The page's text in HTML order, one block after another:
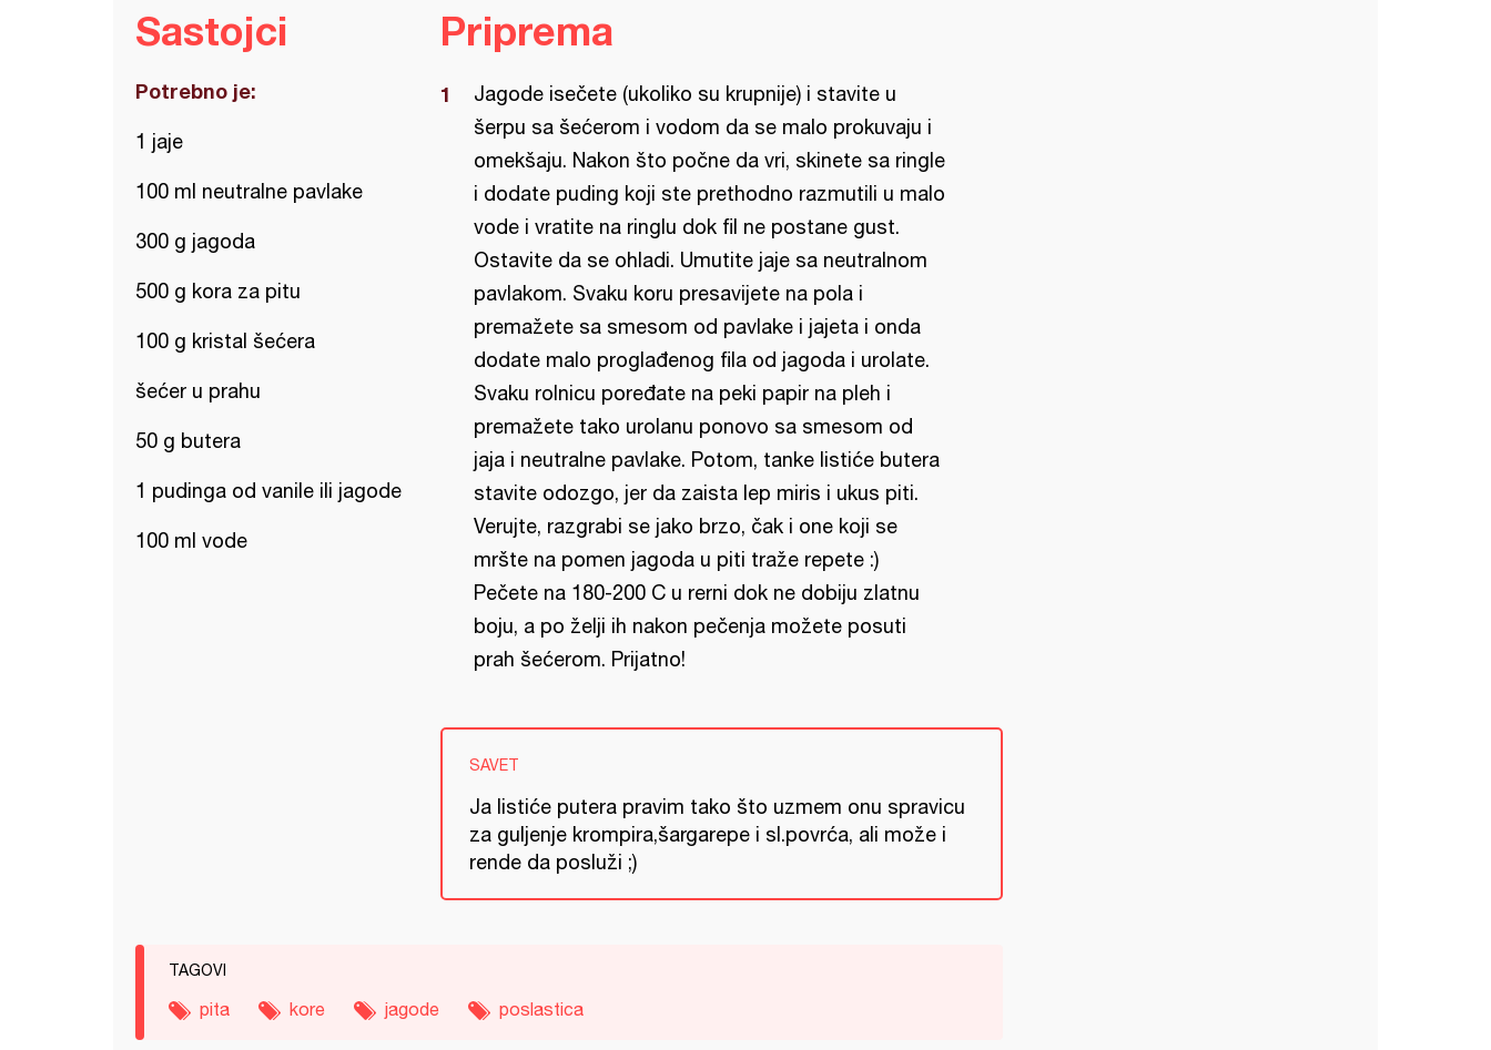
Sastojci
Potrebno je:
1 jaje
100 ml neutralne pavlake
300 g jagoda
500 g kora za pitu
100 g kristal šećera
šećer u prahu
50 g butera
1 pudinga od vanile ili jagode
100 ml vode
Priprema
Jagode isečete (ukoliko su krupnije) i stavite u
šerpu sa šećerom i vodom da se malo prokuvaju i
omekšaju. Nakon što počne da vri, skinete sa ringle
i dodate puding koji ste prethodno razmutili u malo
vode i vratite na ringlu dok fil ne postane gust.
Ostavite da se ohladi. Umutite jaje sa neutralnom
pavlakom. Svaku koru presavijete na pola i
premažete sa smesom od pavlake i jajeta i onda
dodate malo proglađenog fila od jagoda i urolate.
Svaku rolnicu poređate na peki papir na pleh i
premažete tako urolanu ponovo sa smesom od
jaja i neutralne pavlake. Potom, tanke listiće butera
stavite odozgo, jer da zaista lep miris i ukus piti.
Verujte, razgrabi se jako brzo, čak i one koji se
mršte na pomen jagoda u piti traže repete :)
Pečete na 180-200 C u rerni dok ne dobiju zlatnu
boju, a po želji ih nakon pečenja možete posuti
prah šećerom. Prijatno!
SAVET
Ja listiće putera pravim tako što uzmem onu spravicu
za guljenje krompira,šargarepe i sl.povrća, ali može i
rende da posluži ;)
TAGOVI
pita kore jagode poslastica